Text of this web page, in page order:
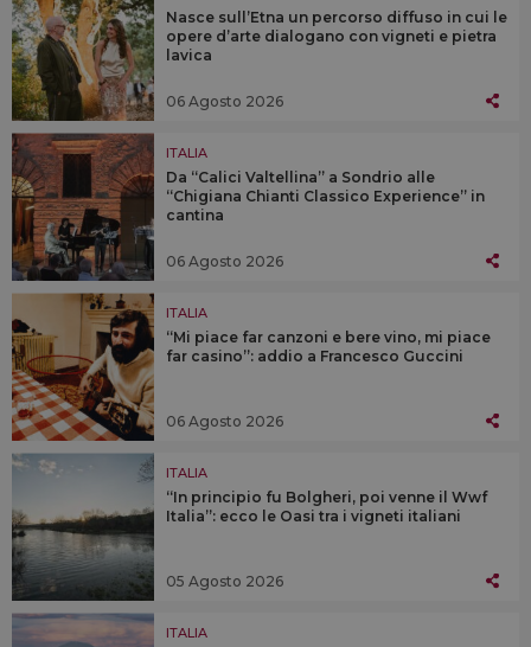
Nasce sull’Etna un percorso diffuso in cui le
opere d’arte dialogano con vigneti e pietra
lavica
06 Agosto 2026
ITALIA
Da “Calici Valtellina” a Sondrio alle
“Chigiana Chianti Classico Experience” in
cantina
06 Agosto 2026
ITALIA
“Mi piace far canzoni e bere vino, mi piace
far casino”: addio a Francesco Guccini
06 Agosto 2026
ITALIA
“In principio fu Bolgheri, poi venne il Wwf
Italia”: ecco le Oasi tra i vigneti italiani
05 Agosto 2026
ITALIA